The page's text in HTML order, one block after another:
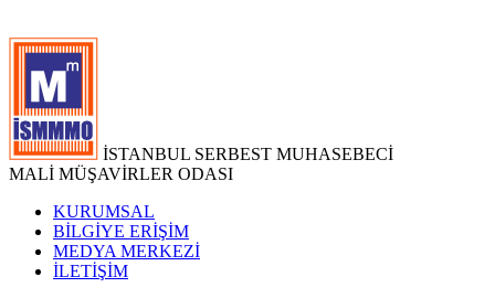
İSTANBUL SERBEST MUHASEBECİ
MALİ MÜŞAVİRLER ODASI
KURUMSAL
BİLGİYE ERİŞİM
MEDYA MERKEZİ
İLETİŞİM